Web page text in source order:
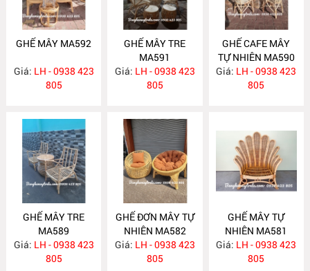
GHẾ MÂY MA592
Giá: LH - 0938 423
805
GHẾ MÂY TRE
MA591
Giá: LH - 0938 423
805
GHẾ CAFE MÂY
TỰ NHIÊN MA590
Giá: LH - 0938 423
805
GHẾ MÂY TRE
MA589
Giá: LH - 0938 423
805
GHẾ ĐƠN MÂY TỰ
NHIÊN MA582
Giá: LH - 0938 423
805
GHẾ MÂY TỰ
NHIÊN MA581
Giá: LH - 0938 423
805